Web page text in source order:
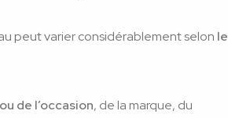
peut varier considérablement selon le
de l’occasion, de la marque, du